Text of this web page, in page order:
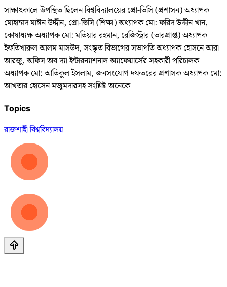
সাক্ষাৎকালে উপস্থিত ছিলেন বিশ্ববিদ্যালয়ের প্রো-ভিসি (প্রশাসন) অধ্যাপক
মোহাম্মদ মাঈন উদ্দীন, প্রো-ভিসি (শিক্ষা) অধ্যাপক মো: ফরিদ উদ্দীন খান,
কোষাধ্যক্ষ অধ্যাপক মো: মতিয়ার রহমান, রেজিস্ট্রার (ভারপ্রাপ্ত) অধ্যাপক
ইফতিখারুল আলম মাসউদ, সংস্কৃত বিভাগের সভাপতি অধ্যাপক হোসনে আরা
আরজু, অফিস অব দ্যা ইন্টারন্যাশনাল অ্যাফেয়ার্সের সহকারী পরিচালক
অধ্যাপক মো: আতিকুল ইসলাম, জনসংযোগ দফতরের প্রশাসক অধ্যাপক মো:
আখতার হোসেন মজুমদারসহ সংশ্লিষ্ট অনেকে।
Topics
রাজশাহী বিশ্ববিদ্যালয়